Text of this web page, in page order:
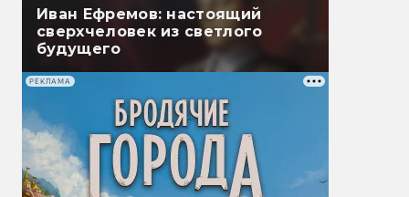
Иван Ефремов: настоящий
сверхчеловек из светлого
будущего
РЕКЛАМА